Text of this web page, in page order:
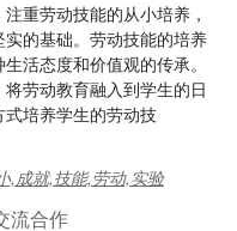
重劳动技能的从小培养，
的基础。劳动技能的培养
活态度和价值观的传承。
劳动教育融入到学生的日
培养学生的劳动技
,成就,技能,劳动,实验